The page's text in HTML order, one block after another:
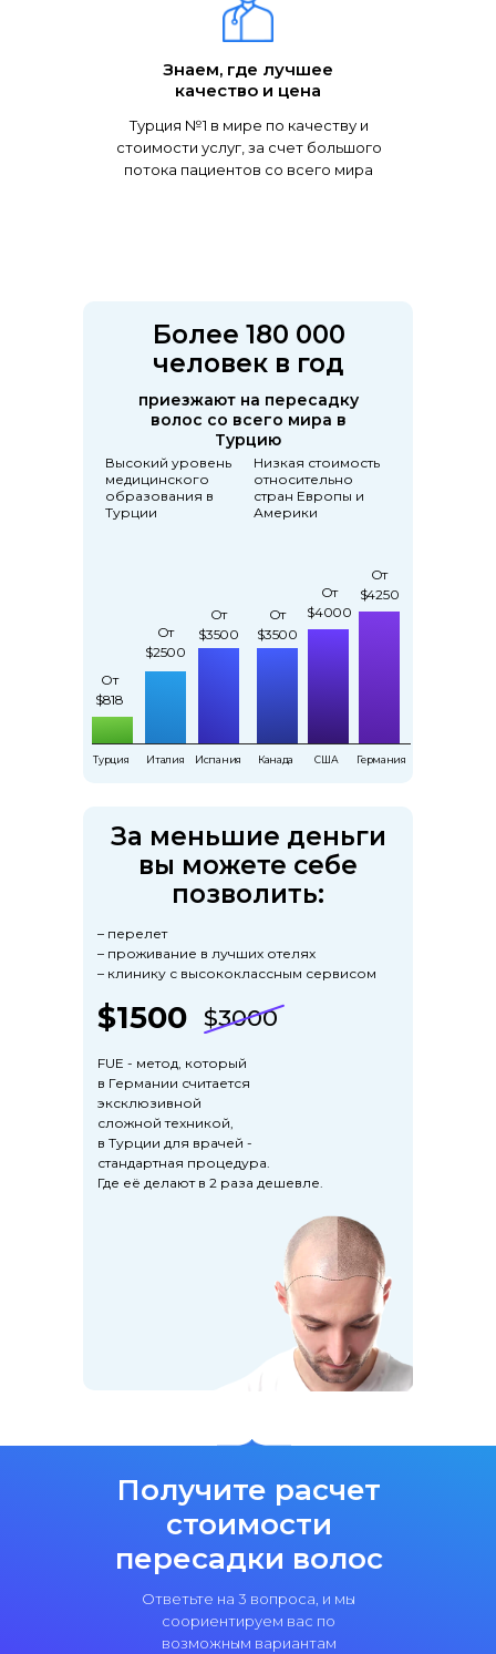
Знаем, где лучшее
качество и цена
Турция №1 в мире по качеству и
стоимости услуг, за счет большого
потока пациентов со всего мира
За меньшие деньги
вы можете себе
позволить:
– перелет
– проживание в лучших отелях
– клинику с высококлассным сервисом
$3000
$1500
FUE - метод, который
в Германии считается
эксклюзивной
сложной техникой,
в Турции для врачей -
стандартная процедура.
Где её делают в 2 раза дешевле.
$818
$2500
$3500
$3500
$4000
$4250
Более 180 000
человек в год
приезжают на пересадку
волос со всего мира в
Турцию
Низкая стоимость
относительно
стран Европы и
Америки
Высокий уровень
медицинского
образования в
Турции
Турция Италия Испания Канада США Германия
От
$818
От
$2500
От
$3500
От
$3500
От
$4000
От
$4250
Получите расчет
стоимости
пересадки волос
Ответьте на 3 вопроса, и мы
соориентируем вас по
возможным вариантам